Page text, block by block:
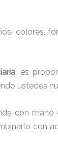
colores,
, es
ustedes
con
con